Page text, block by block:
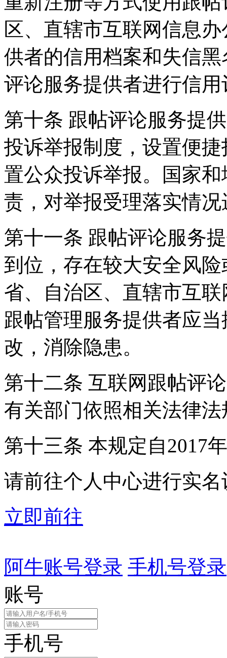
区、直辖市互联网信息
供者的信用档案和失信
评论服务提供者进行信用
第十条 跟帖评论服务提
投诉举报制度，设置便
置公众投诉举报。国家
责，对举报受理落实情
第十一条 跟帖评论服务
到位，存在较大安全风
省、自治区、直辖市互
跟帖管理服务提供者应
改，消除隐患。
第十二条 互联网跟帖评
有关部门依照相关法律
第十三条 本规定自2017
请前往个人中心进行实名
立即前往
阿牛账号登录 手机号登录
账号
手机号